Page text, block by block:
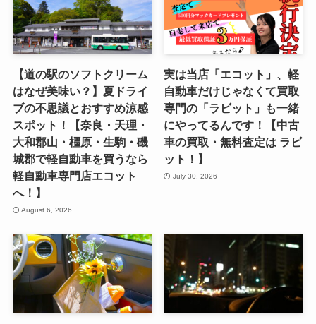
【道の駅のソフトクリーム
はなぜ美味い？】夏ドライ
ブの不思議とおすすめ涼感
スポット！【奈良・天理・
大和郡山・橿原・生駒・磯
城郡で軽自動車を買うなら
軽自動車専門店エコット
へ！】
August 6, 2026
実は当店「エコット」、軽
自動車だけじゃなくて買取
専門の「ラビット」も一緒
にやってるんです！【中古
車の買取・無料査定は ラビ
ット！】
July 30, 2026